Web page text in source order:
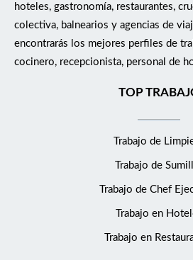
hoteles, gastronomía, restaurantes,
colectiva, balnearios y agencias de
encontrarás los mejores perfiles de
cocinero, recepcionista, personal de
TOP
Trabajo de
Trabajo de
Trabajo de Chef
Trabajo en
Trabajo en